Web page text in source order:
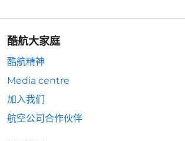
酷航大家庭
酷航精神
Media centre
加入我们
航空公司合作伙伴